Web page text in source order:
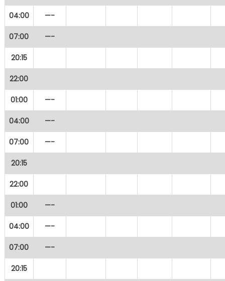
04:00 —-
07:00 —-
20:15
22:00
01:00 —-
04:00 —-
07:00 —-
20:15
22:00
01:00 —-
04:00 —-
07:00 —-
20:15